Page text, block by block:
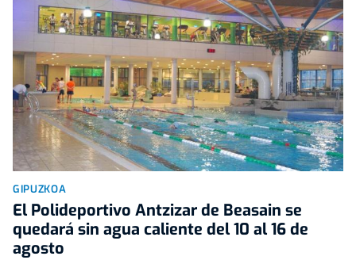
GIPUZKOA
El Polideportivo Antzizar de Beasain se
quedará sin agua caliente del 10 al 16 de
agosto